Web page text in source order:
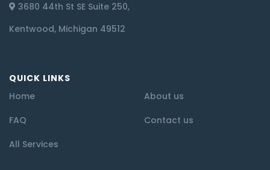
3680 44th St SE Suite 250,
Kentwood, Michigan 49512
QUICK LINKS
Home
About us
FAQ
Contact us
All Services